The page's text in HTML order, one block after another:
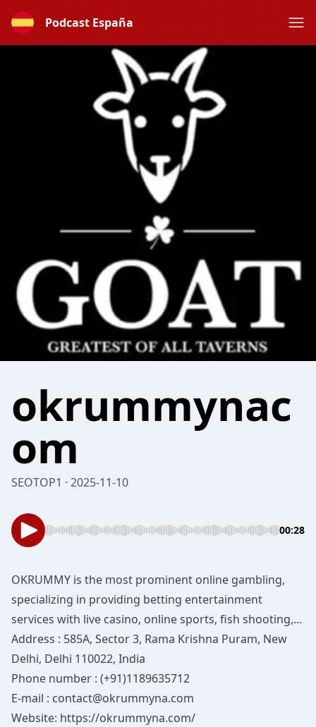
Podcast España
okrummynac
om
SEOTOP1 · 2025-11-10
00:28
OKRUMMY is the most prominent online gambling,
specializing in providing betting entertainment
services with live casino, online sports, fish shooting,...
Address : 585A, Sector 3, Rama Krishna Puram, New
Delhi, Delhi 110022, India
Phone number : (+91)1189635712
E-mail : contact@okrummyna.com
Website: https://okrummyna.com/